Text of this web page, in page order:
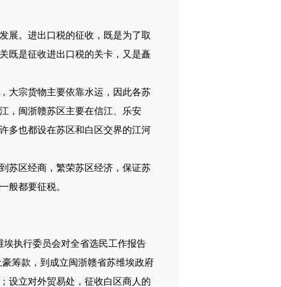
。进出口税的征收，既是为了取
既是征收进出口税的关卡，又是矗
大宗货物主要依靠水运，因此各苏
，闽浙赣苏区主要在信江、乐安
多也都设在苏区和白区交界的江河
苏区经商，繁荣苏区经济，保证苏
般都要征税。
执行委员会对全省选民工作报告
筹款，到成立闽浙赣省苏维埃政府
设立对外贸易处，征收白区商人的